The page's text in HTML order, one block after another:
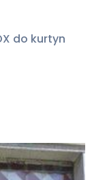
do kurtyn